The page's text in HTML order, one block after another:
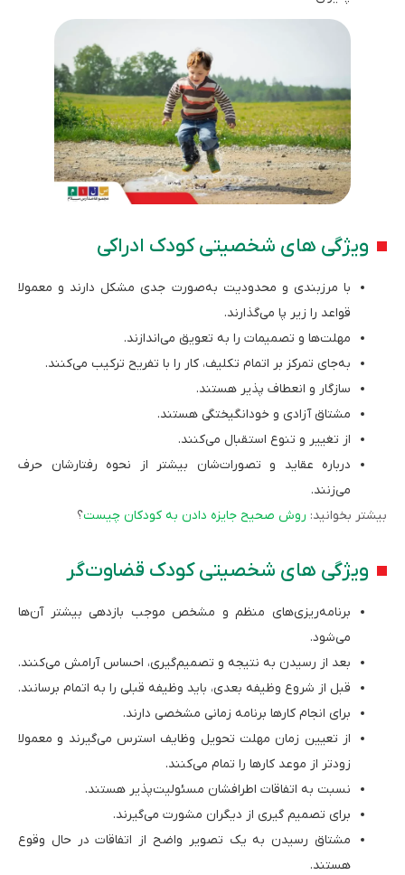
ویژگی ‌های شخصیتی کودک ادراکی
با مرزبندی و محدودیت به‌صورت جدی مشکل دارند و معمولا
قواعد را زیر پا می‌گذارند.
مهلت‌ها و تصمیمات را به تعویق می‌اندازند.
به‌جای تمرکز بر اتمام تکلیف، کار را با تفریح ترکیب می‌کنند.
سازگار و انعطاف پذیر هستند.
مشتاق آزادی و خودانگیختگی هستند.
از تغییر و تنوع استقبال می‌کنند.
درباره عقاید و تصورات­‌شان بیشتر از نحوه رفتارشان حرف
می‌زنند.
بیشتر بخوانید: روش صحیح جایزه دادن به کودکان چیست؟
ویژگی ‌های شخصیتی کودک قضاوت‌­گر
برنامه‌ریزی‌های منظم و مشخص موجب بازدهی بیشتر آن‌ها
می‌شود.
بعد از رسیدن به نتیجه و تصمیم‌­گیری، احساس آرامش می‌کنند.
قبل از شروع وظیفه بعدی، باید وظیفه قبلی را به اتمام برسانند.
برای انجام کارها برنامه زمانی مشخصی دارند.
از تعیین زمان مهلت تحویل وظایف استرس می‌گیرند و معمولا
زودتر از موعد کارها را تمام می‌کنند.
نسبت به اتفاقات اطراف­شان مسئولیت‌­پذیر هستند.
برای تصمیم گیری از دیگران مشورت می‌گیرند.
مشتاق رسیدن به یک تصویر واضح از اتفاقات در حال وقوع
هستند.